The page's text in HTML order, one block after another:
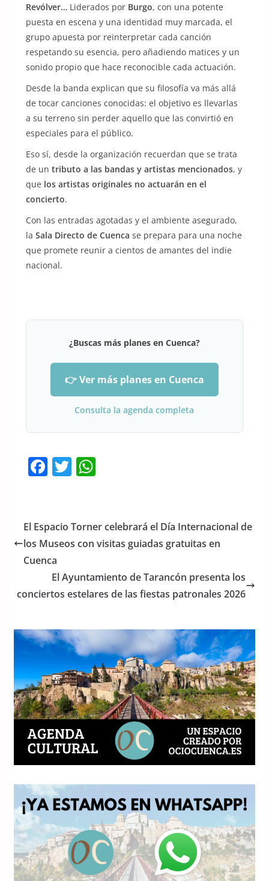
Revólver…Liderados por Burgo, con una potente
puesta en escena y una identidad muy marcada, el
grupo apuesta por reinterpretar cada canción
respetando su esencia, pero añadiendo matices y un
sonido propio que hace reconocible cada actuación.
Desde la banda explican que su filosofía va más allá
de tocar canciones conocidas: el objetivo es llevarlas
a su terreno sin perder aquello que las convirtió en
especiales para el público.
Eso sí, desde la organización recuerdan que se trata
de un tributo a las bandas y artistas mencionados, y
que los artistas originales no actuarán en el
concierto.
Con las entradas agotadas y el ambiente asegurado,
la Sala Directo de Cuenca se prepara para una noche
que promete reunir a cientos de amantes del indie
nacional.
¿Buscas más planes en Cuenca?
👉 Ver más planes en Cuenca
Consulta la agenda completa
F
e
b
o
o
k
T
er
W
s
A
p
El Espacio Torner celebrará el Día Internacional de
los Museos con visitas guiadas gratuitas en
Cuenca
El Ayuntamiento de Tarancón presenta los
conciertos estelares de las fiestas patronales 2026